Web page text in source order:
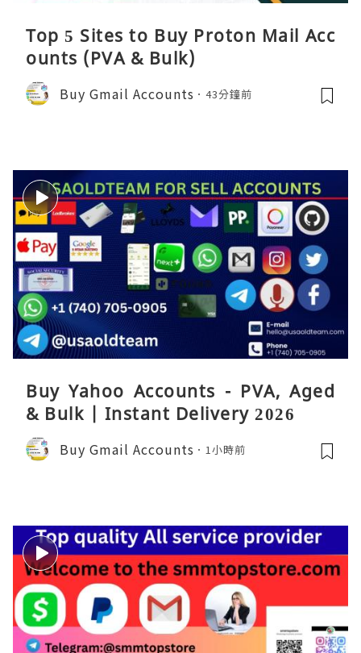
Top 5 Sites to Buy Proton Mail Acc
ounts (PVA & Bulk)
Buy Gmail Accounts 43分鐘前
Buy Yahoo Accounts - PVA, Aged
& Bulk | Instant Delivery 2026
Buy Gmail Accounts 1小時前